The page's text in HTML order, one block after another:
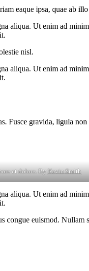
eaque ipsa, quae ab
aliqua. Ut enim ad
nisl.
aliqua. Ut enim ad
Fusce gravida, ligula
et dolore. ByKevin Smith
aliqua. Ut enim ad
euismod. Nullam